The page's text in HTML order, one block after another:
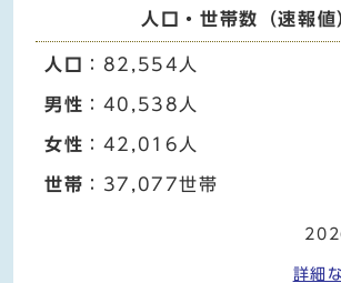
人口・世帯数（速報値
人口 ：82,554人
男性 ：40,538人
女性 ：42,016人
世帯 ：37,077世帯
詳細